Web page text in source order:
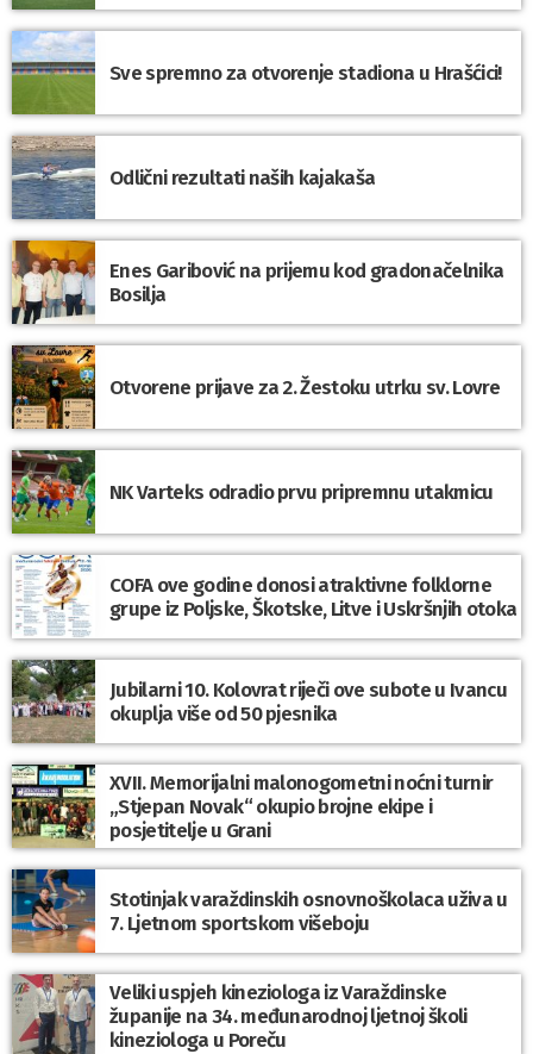
Sve spremno za otvorenje stadiona u Hrašćici!
Odlični rezultati naših kajakaša
Enes Garibović na prijemu kod gradonačelnika
Bosilja
Otvorene prijave za 2. Žestoku utrku sv. Lovre
NK Varteks odradio prvu pripremnu utakmicu
COFA ove godine donosi atraktivne folklorne
grupe iz Poljske, Škotske, Litve i Uskršnjih otoka
Jubilarni 10. Kolovrat riječi ove subote u Ivancu
okuplja više od 50 pjesnika
XVII. Memorijalni malonogometni noćni turnir
„Stjepan Novak“ okupio brojne ekipe i
posjetitelje u Grani
Stotinjak varaždinskih osnovnoškolaca uživa u
7. Ljetnom sportskom višeboju
Veliki uspjeh kineziologa iz Varaždinske
županije na 34. međunarodnoj ljetnoj školi
kineziologa u Poreču